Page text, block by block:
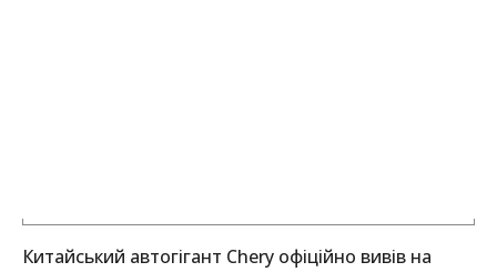
Китайський автогігант Chery офіційно вивів на